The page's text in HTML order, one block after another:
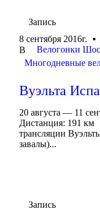
Запись
8 сентября 2016г.
В
Велогонки
Многодневные
Вуэльта
20 августа — 11
Дистанция: 191 км
трансляции
завалы)...
Запись